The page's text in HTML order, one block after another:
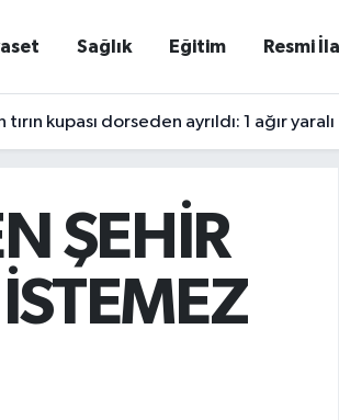
Sağlık Eğitim Resmi
kupası dorseden ayrıldı: 1 ağır yaralı
ŞEHİR